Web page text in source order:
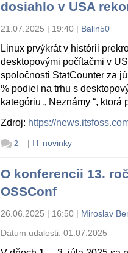
dosiahlo v USA
21.07.2025 | 19:40 | Balin50
Linux prvýkrát v histórii
desktopovými počítačmi v
spoločnosti StatCounter za
% podiel na trhu s
kategóriu „ Neznámy “, ktorá
Zdroj: https://
2 | IT novinky
O konferencii 13.
OSSConf
26.06.2025 | 16:50 | Miroslav
Dátum udalosti:01.07.2025